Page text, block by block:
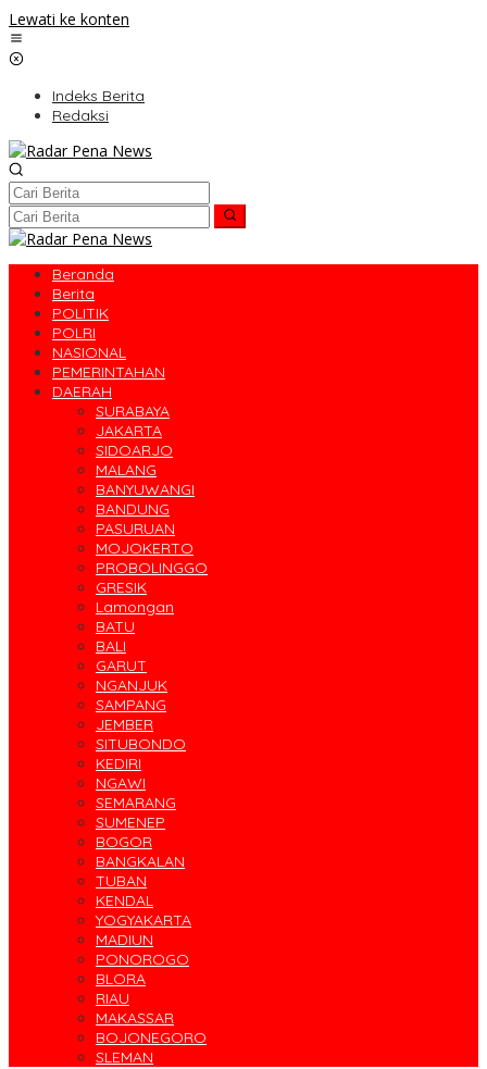
Lewati ke konten
Indeks Berita
Redaksi
Beranda
Berita
POLITIK
POLRI
NASIONAL
PEMERINTAHAN
DAERAH
SURABAYA
JAKARTA
SIDOARJO
MALANG
BANYUWANGI
BANDUNG
PASURUAN
MOJOKERTO
PROBOLINGGO
GRESIK
Lamongan
BATU
BALI
GARUT
NGANJUK
SAMPANG
JEMBER
SITUBONDO
KEDIRI
NGAWI
SEMARANG
SUMENEP
BOGOR
BANGKALAN
TUBAN
KENDAL
YOGYAKARTA
MADIUN
PONOROGO
BLORA
RIAU
MAKASSAR
BOJONEGORO
SLEMAN